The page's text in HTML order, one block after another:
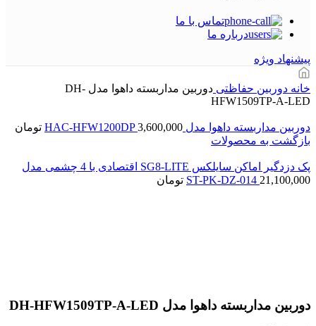
تماس با ما
درباره ما
پیشنهاد ویژه
خانه دوربین حفاظتی
دوربین مداربسته داهوا مدل DH-
HFW1509TP-A-LED
دوربین مداربسته داهوا مدل HAC-HFW1200DP 3,600,000
تومان
بازگشت به محصولات
پک دزدگیر اماکن سایلکس SG8-LITE اقتصادی با 4 چشمی مدل
ST-PK-DZ-014 21,100,000 تومان
دوربین مداربسته داهوا مدل DH-HFW1509TP-A-LED